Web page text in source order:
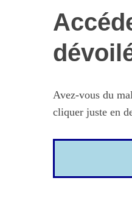
Avez-vous du
cliquer juste en